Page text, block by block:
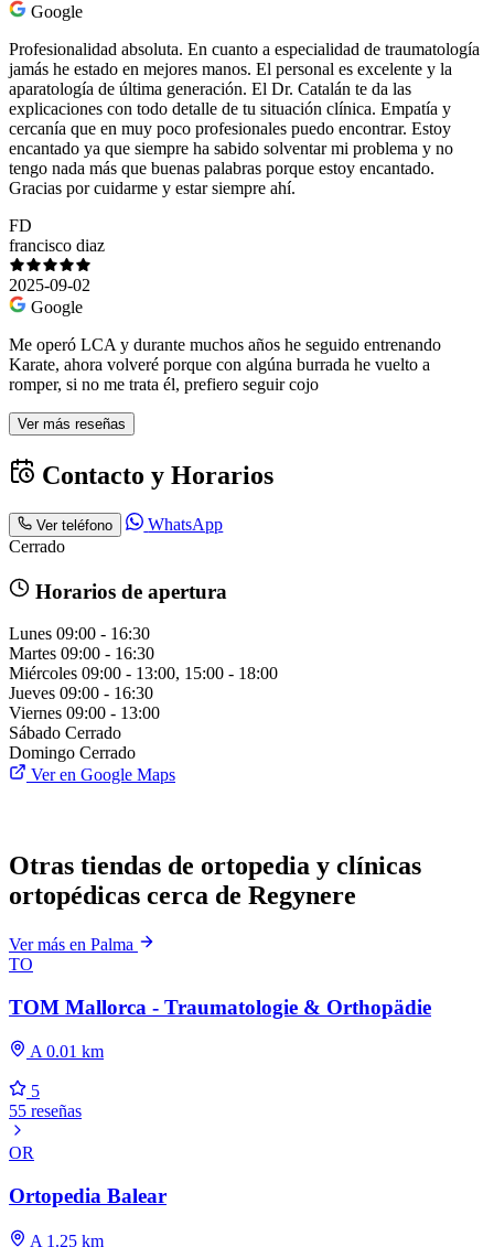
Google
Profesionalidad absoluta. En cuanto a especialidad de traumatología
jamás he estado en mejores manos. El personal es excelente y la
aparatología de última generación. El Dr. Catalán te da las
explicaciones con todo detalle de tu situación clínica. Empatía y
cercanía que en muy poco profesionales puedo encontrar. Estoy
encantado ya que siempre ha sabido solventar mi problema y no
tengo nada más que buenas palabras porque estoy encantado.
Gracias por cuidarme y estar siempre ahí.
FD
francisco diaz
2025-09-02
Google
Me operó LCA y durante muchos años he seguido entrenando
Karate, ahora volveré porque con algúna burrada he vuelto a
romper, si no me trata él, prefiero seguir cojo
Ver más reseñas
Contacto y Horarios
Ver teléfono
WhatsApp
Cerrado
Horarios de apertura
Lunes 09:00 - 16:30
Martes 09:00 - 16:30
Miércoles 09:00 - 13:00, 15:00 - 18:00
Jueves 09:00 - 16:30
Viernes 09:00 - 13:00
Sábado Cerrado
Domingo Cerrado
Ver en Google Maps
Otras tiendas de ortopedia y clínicas
ortopédicas cerca de Regynere
Ver más en Palma
TO
TOM Mallorca - Traumatologie & Orthopädie
A 0.01 km
5
55 reseñas
OR
Ortopedia Balear
A 1.25 km